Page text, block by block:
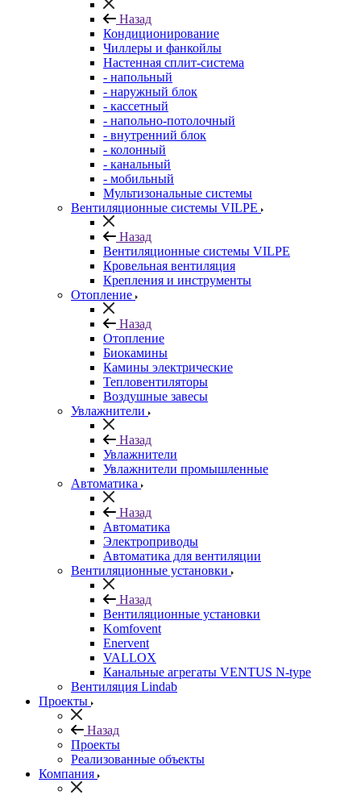
Назад
Кондиционирование
Чиллеры и фанкойлы
Настенная сплит-система
- напольный
- наружный блок
- кассетный
- напольно-потолочный
- внутренний блок
- колонный
- канальный
- мобильный
Мультизональные системы
Вентиляционные системы VILPE
Назад
Вентиляционные системы VILPE
Кровельная вентиляция
Крепления и инструменты
Отопление
Назад
Отопление
Биокамины
Камины электрические
Тепловентиляторы
Воздушные завесы
Увлажнители
Назад
Увлажнители
Увлажнители промышленные
Автоматика
Назад
Автоматика
Электроприводы
Автоматика для вентиляции
Вентиляционные установки
Назад
Вентиляционные установки
Komfovent
Enervent
VALLOX
Канальные агрегаты VENTUS N-type
Вентиляция Lindab
Проекты
Назад
Проекты
Реализованные объекты
Компания